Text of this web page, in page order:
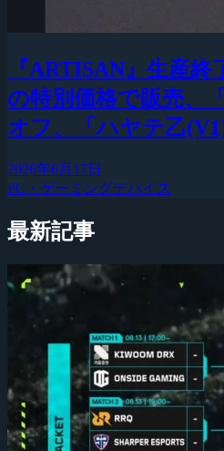
『ARTISAN』生産終
の特別価格で販売、
オフ、「ハヤテ乙
2026年6月17日
PC・ゲーミングデバイス
最新記事